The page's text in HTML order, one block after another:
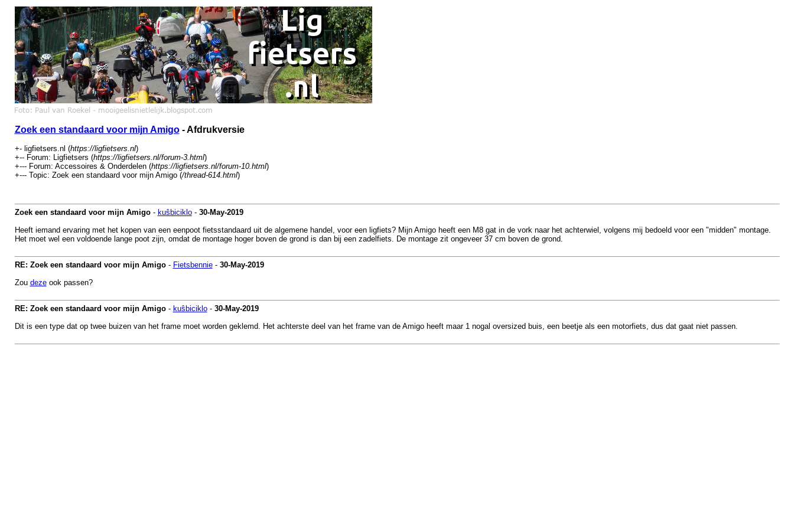
Zoek een standaard voor mijn Amigo- Afdrukversie
+- ligfietsers.nl (https://ligfietsers.nl)
+-- Forum: Ligfietsers (https://ligfietsers.nl/forum-3.html)
+--- Forum: Accessoires & Onderdelen (https://ligfietsers.nl/forum-10.html)
+--- Topic: Zoek een standaard voor mijn Amigo (/thread-614.html)
Zoek een standaard voor mijn Amigo- kuŝbiciklo- 30-May-2019
Heeft iemand ervaring met het kopen van een eenpoot fietsstandaard uit de algemene handel, voor een ligfiets? Mijn Amigo heeft een M8 gat in de vork naar het achterwiel, volgens mij bedoeld voor een "midden" montage.
Het moet wel een voldoende lange poot zijn, omdat de montage hoger boven de grond is dan bij een zadelfiets. De montage zit ongeveer 37 cm boven de grond.
RE: Zoek een standaard voor mijn Amigo- Fietsbennie- 30-May-2019
Zou dezeook passen?
RE: Zoek een standaard voor mijn Amigo- kuŝbiciklo- 30-May-2019
Dit is een type dat op twee buizen van het frame moet worden geklemd. Het achterste deel van het frame van de Amigo heeft maar 1 nogal oversized buis, een beetje als een motorfiets, dus dat gaat niet passen.